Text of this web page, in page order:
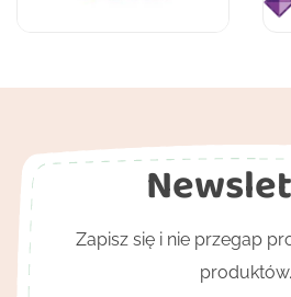
Zapisz się i nie przegap
produktów.